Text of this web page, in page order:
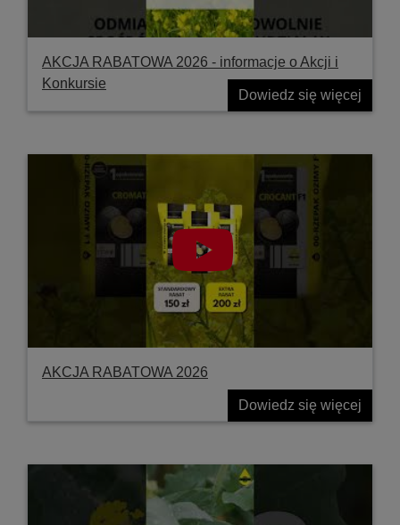
AKCJA RABATOWA 2026 - informacje o Akcji i
Konkursie
Dowiedz się więcej
AKCJA RABATOWA 2026
Dowiedz się więcej